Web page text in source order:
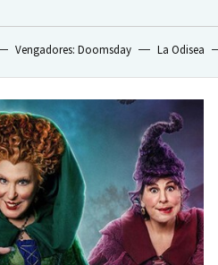
Vengadores: Doomsday La Odisea